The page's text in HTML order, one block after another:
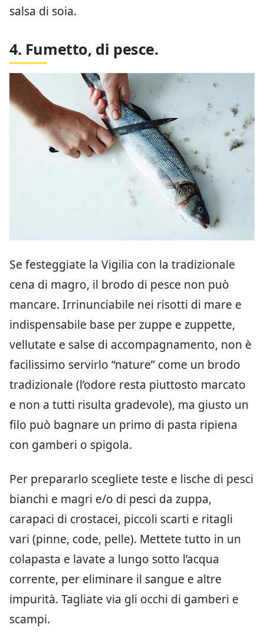
salsa di soia.
4. Fumetto, di pesce.
Se festeggiate la Vigilia con la tradizionale
cena di magro, il brodo di pesce non può
mancare. Irrinunciabile nei risotti di mare e
indispensabile base per zuppe e zuppette,
vellutate e salse di accompagnamento, non è
facilissimo servirlo “nature” come un brodo
tradizionale (l’odore resta piuttosto marcato
e non a tutti risulta gradevole), ma giusto un
filo può bagnare un primo di pasta ripiena
con gamberi o spigola.
Per prepararlo scegliete teste e lische di pesci
bianchi e magri e/o di pesci da zuppa,
carapaci di crostacei, piccoli scarti e ritagli
vari (pinne, code, pelle). Mettete tutto in un
colapasta e lavate a lungo sotto l’acqua
corrente, per eliminare il sangue e altre
impurità. Tagliate via gli occhi di gamberi e
scampi.